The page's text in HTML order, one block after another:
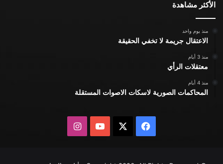
الأكثر مشاهدة
منذ يوم واحد
الاعتقال جريمة لا تخفي الحقيقة
منذ 3 أيام
معتقلات الرأي
منذ 4 أيام
المحاكمات الصورية لاسكات الاصوات المستقلة
فيسبوك يوتيوبانستقرام